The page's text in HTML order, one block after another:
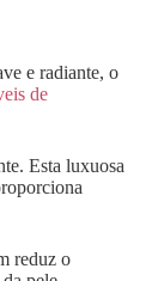
e radiante, o
de
Esta luxuosa
reduz o